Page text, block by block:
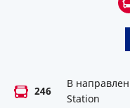
246
В
Station